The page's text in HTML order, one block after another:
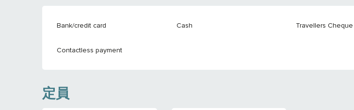
Bank/credit card Cash Travellers Cheque
Contactless payment
定員